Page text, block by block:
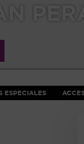
ESPECIALES